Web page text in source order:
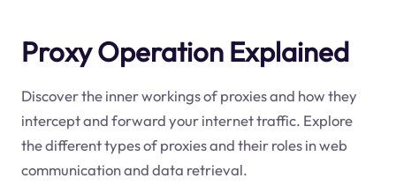
Proxy Operation Explained
Discover the inner workings of proxies and how they
intercept and forward your internet traffic. Explore
the different types of proxies and their roles in web
communication and data retrieval.